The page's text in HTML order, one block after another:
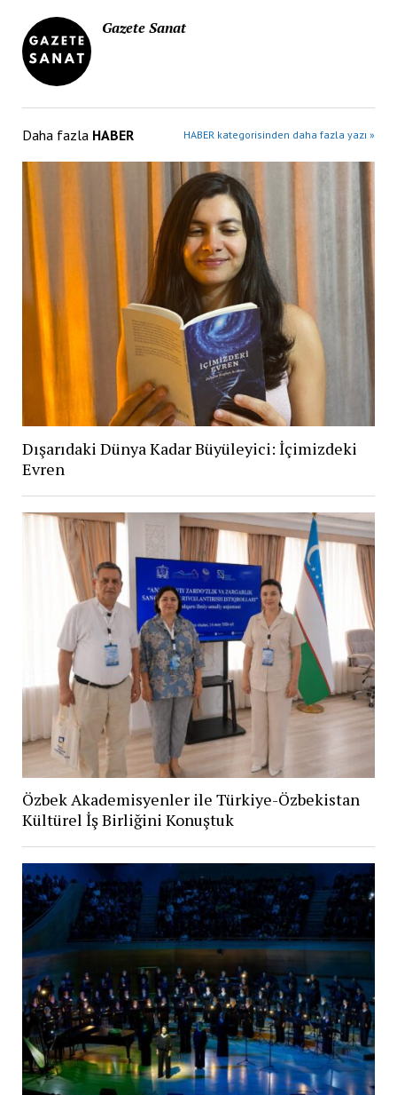
Gazete Sanat
Daha fazla HABER HABER kategorisinden daha fazla yazı »
Dışarıdaki Dünya Kadar Büyüleyici: İçimizdeki
Evren
Özbek Akademisyenler ile Türkiye-Özbekistan
Kültürel İş Birliğini Konuştuk